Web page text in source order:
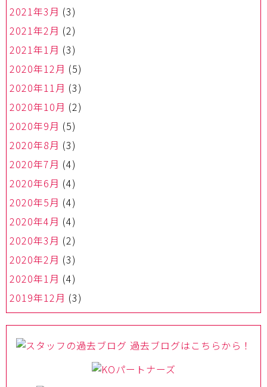
2021年3月 (3)
2021年2月 (2)
2021年1月 (3)
2020年12月 (5)
2020年11月 (3)
2020年10月 (2)
2020年9月 (5)
2020年8月 (3)
2020年7月 (4)
2020年6月 (4)
2020年5月 (4)
2020年4月 (4)
2020年3月 (2)
2020年2月 (3)
2020年1月 (4)
2019年12月 (3)